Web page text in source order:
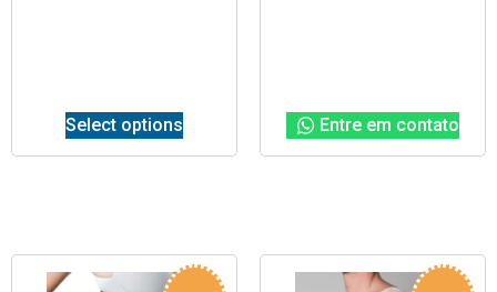
Select options Entre em contato